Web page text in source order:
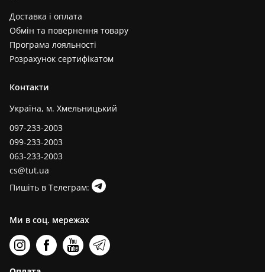
Доставка і оплата
Обмін та повернення товару
Програма лояльності
Розрахунок сертифікатом
Контакти
Україна, м. Хмельницький
097-233-2003
099-233-2003
063-233-2003
cs@tut.ua
Пишіть в Телеграм:
Ми в соц. мережах